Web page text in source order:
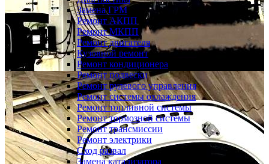
Замена ГРМ
Ремонт АКПП
Ремонт МКПП
Ремонт двигателя
Кузовной ремонт
Ремонт кондиционера
Ремонт подвески
Ремонт рулевого управления
Ремонт системы охлаждения
Ремонт топливной системы
Ремонт тормозной системы
Ремонт трансмиссии
Ремонт электрики
Сход развал
Замена катализатора